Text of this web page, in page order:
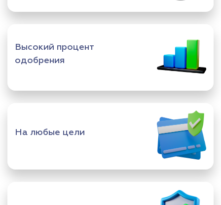
Высокий процент
одобрения
На любые цели